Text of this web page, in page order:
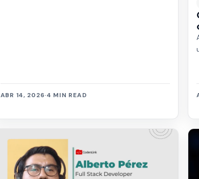
ABR 14, 2026·4 MIN READ